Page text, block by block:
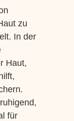
zu
In der
Haut,
für